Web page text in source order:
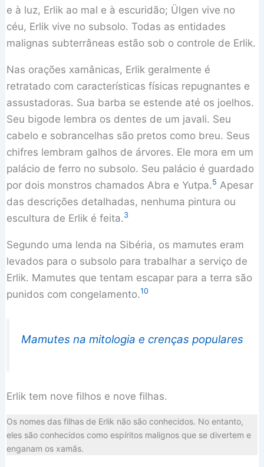
e à luz, Erlik ao mal e à escuridão; Ülgen vive no
céu, Erlik vive no subsolo. Todas as entidades
malignas subterrâneas estão sob o controle de Erlik.
Nas orações xamânicas, Erlik geralmente é
retratado com características físicas repugnantes e
assustadoras. Sua barba se estende até os joelhos.
Seu bigode lembra os dentes de um javali. Seu
cabelo e sobrancelhas são pretos como breu. Seus
chifres lembram galhos de árvores. Ele mora em um
palácio de ferro no subsolo. Seu palácio é guardado
por dois monstros chamados Abra e Yutpa.5 Apesar
das descrições detalhadas, nenhuma pintura ou
escultura de Erlik é feita.3
Segundo uma lenda na Sibéria, os mamutes eram
levados para o subsolo para trabalhar a serviço de
Erlik. Mamutes que tentam escapar para a terra são
punidos com congelamento.10
Mamutes na mitologia e crenças populares
Erlik tem nove filhos e nove filhas.
Os nomes das filhas de Erlik não são conhecidos. No entanto,
eles são conhecidos como espíritos malignos que se divertem e
enganam os xamãs.